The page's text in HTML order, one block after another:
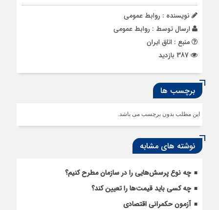
نویسنده : روابط عمومی
ارسال توسط : روابط عمومی
منبع : اتاق ایران
برچسب ها
این مطلب بدون برچسب می باشد.
نوشته های مشابه
چه نوع پرسش‌هایی را در سازمان مطرح کنیم؟
چه کسی باید قیمت‌ها را تعیین کند؟
آزمون حکمرانی اقتصادی